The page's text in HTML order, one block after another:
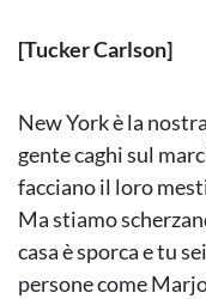
[Tucker Carlson]
New York è la
gente caghi sul
facciano il loro
Ma stiamo
casa è sporca e tu
persone come